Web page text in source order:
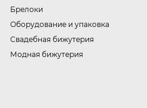
Брелоки
Оборудование и упаковка
Свадебная бижутерия
Модная бижутерия